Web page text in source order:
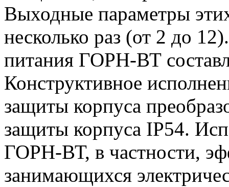
Выходные параметры
несколько раз (от 2 до
питания ГОРН-ВТ
Конструктивное
защиты корпуса
защиты корпуса IP54.
ГОРН-ВТ, в частности,
занимающихся